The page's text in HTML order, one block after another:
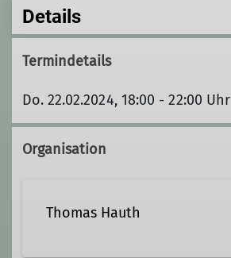
Details
Termindetails
Do. 22.02.2024, 18:00 - 22:00 Uhr
Organisation
Thomas Hauth